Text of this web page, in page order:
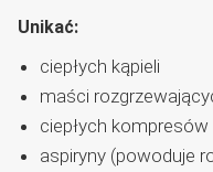
Unikać:
ciepłych kąpieli
maści
ciepłych kompresów
aspiryny (powoduje